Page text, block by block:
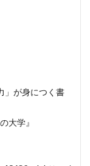
」が身につく書
大学』